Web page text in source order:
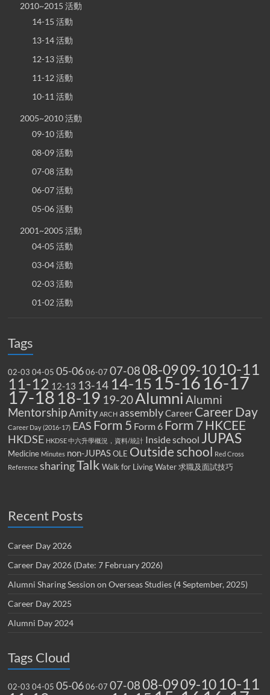
2010~2015 活動
14-15 活動
13-14 活動
12-13 活動
11-12 活動
10-11 活動
2005~2010 活動
09-10 活動
08-09 活動
07-08 活動
06-07 活動
05-06 活動
2001~2005 活動
04-05 活動
03-04 活動
02-03 活動
01-02 活動
Tags
02-03 04-05 05-06 06-07 07-0808-0909-10 10-11
11-12 12-13 13-14 14-15 15-16 16-17
17-18 18-19 19-20Alumni Alumni
MentorshipAmity ARCH assemblyCareer Career Day
Career Day (2016-17) EAS Form 5 Form 6 Form 7HKCEE
HKDSE HKDSE 中六升學概況，資料/統計 Inside school JUPAS
Medicine Minutes non-JUPAS OLE Outside school
Red Cross
Reference sharingTalk Walk for Living Water 求職及面試技巧
Recent Posts
Career Day 2026
Career Day 2026 (Date: 7 February 2026)
Alumni Sharing Session on Overseas Studies (4 September, 2025)
Career Day 2025
Alumni Day 2024
Tags Cloud
02-03 04-05 05-06 06-07 07-0808-0909-10 10-11